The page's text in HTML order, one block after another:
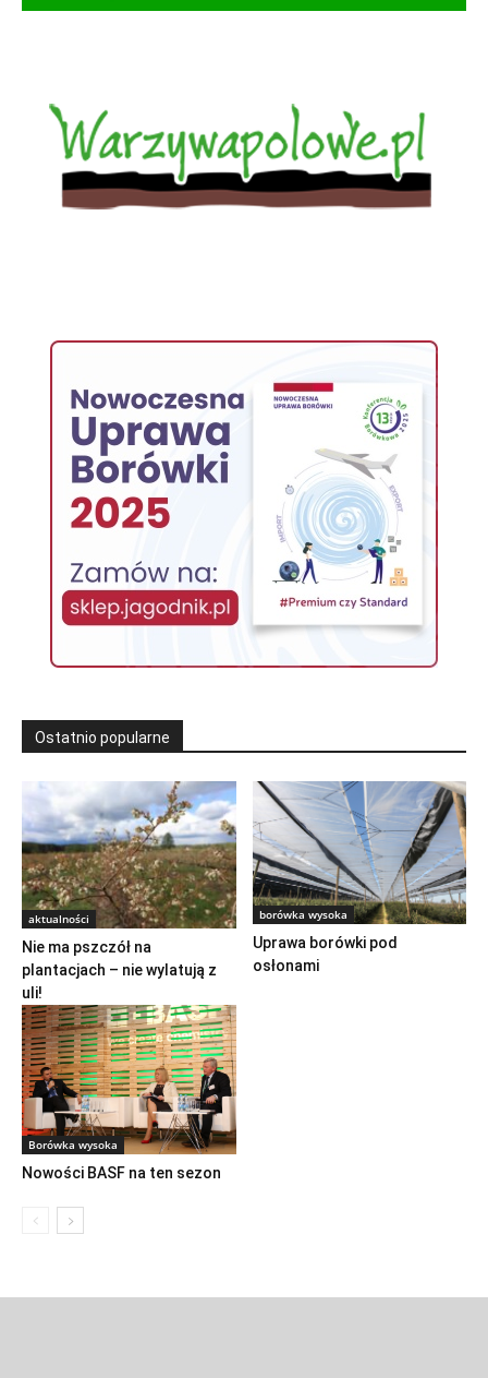
Ostatnio popularne
aktualności
Nie ma pszczół na
plantacjach – nie wylatują z
uli!
borówka wysoka
Uprawa borówki pod
osłonami
Borówka wysoka
Nowości BASF na ten sezon